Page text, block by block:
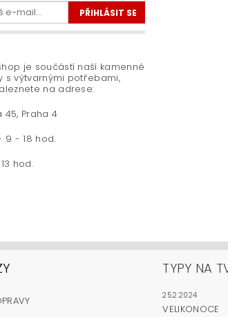
je součástí naší kamenné
s výtvarnými potřebami,
na adrese:
45, Praha 4
9 - 18 hod.
hod.
TYPY NA
25.2.2024
VELIKONOCE